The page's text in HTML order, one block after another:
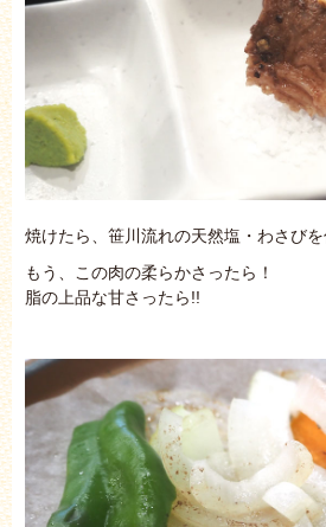
焼けたら、笹川流れの天然塩・わさびを
もう、この肉の柔らかさったら！
脂の上品な甘さったら!!